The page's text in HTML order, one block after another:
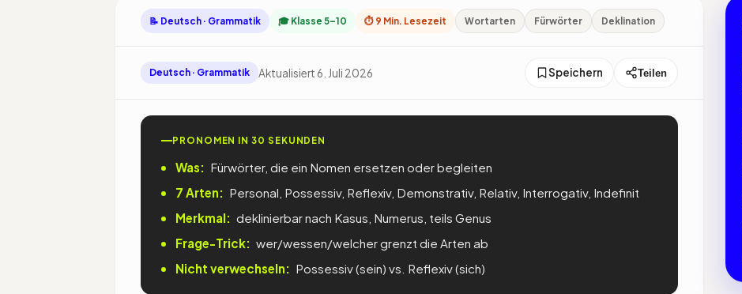
📝 Deutsch · Grammatik 🎓 Klasse 5–10 ⏱ 9 Min. Lesezeit Wortarten Fürwörter Deklination
Deutsch · Grammatik Aktualisiert 6. Juli 2026 Speichern Teilen
PRONOMEN IN 30 SEKUNDEN
Was: Fürwörter, die ein Nomen ersetzen oder begleiten
7 Arten: Personal, Possessiv, Reflexiv, Demonstrativ, Relativ, Interrogativ, Indefinit
Merkmal: deklinierbar nach Kasus, Numerus, teils Genus
Frage-Trick: wer/wessen/welcher grenzt die Arten ab
Nicht verwechseln: Possessiv (sein) vs. Reflexiv (sich)